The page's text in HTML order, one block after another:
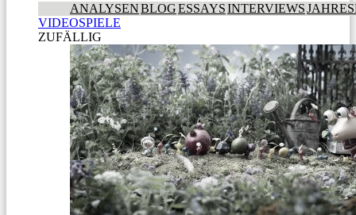
ANALYSENBLOGESSAYSINTERVIEWS
VIDEOSPIELE
ZUFÄLLIG